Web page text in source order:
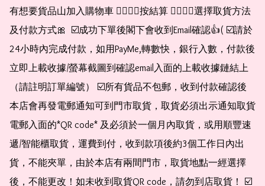
有想要貨品山加入購物車 👉🏻👉🏻按結算 👉🏻👉🏻選擇取貨方法
及付款方式🎀  ☑️成功下單後閣下會收到Email確認👍( ☑️請於
24小時內完成付款，如用PayMe,轉數快，銀行入數，付款後
立即上載收據/螢幕截圖到確認email入面的上載收據鏈結上
（請註明訂單編號） ☑️所有貨品不包郵，收到付款確認後
本店會再發電郵通知可到門市取貨，取貨必須出示通知取貨
電郵入面的*QR code* 及必須於一個月內取貨，或用順豐速
遞/智能櫃取貨，運費到付，收到款項後約3個工作日內出
貨，不能夾單，由於本店有兩間門市，取貨地點一經選擇
後，不能更改！如未收到取貨QR code，請勿到店取貨！ ☑️